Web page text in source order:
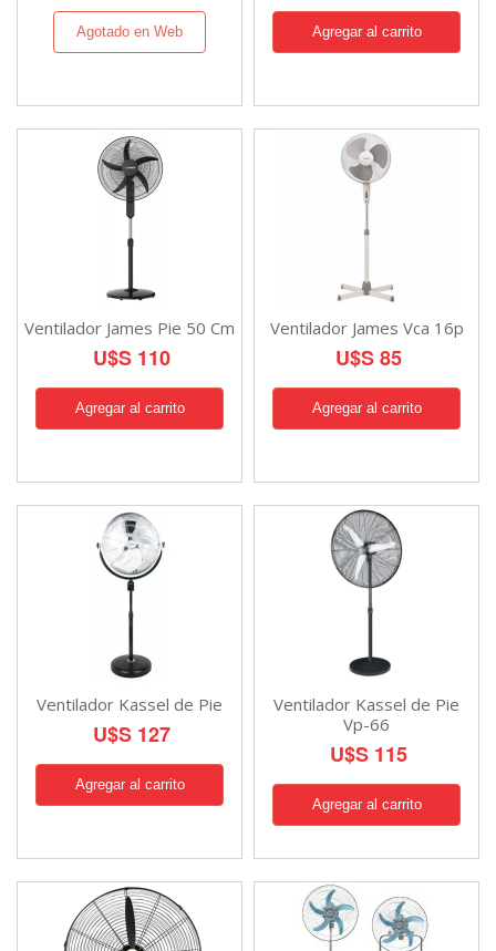
Agotado en Web
Ventilador James Pie 50 Cm
U$S 110
Ventilador James Vca 16p
U$S 85
Ventilador Kassel de Pie
U$S 127
Ventilador Kassel de Pie
Vp-66
U$S 115